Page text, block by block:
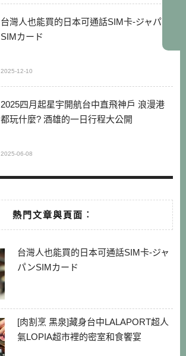
台灣人也能買的日本可通話SIM卡-ジャパン
SIMカード
2025-12-10
2025四月起星宇開航台中直飛神戶 浪漫港
都玩什麼? 酒雄的一日行程大公開
2025-06-08
熱門文章與頁面︰
台灣人也能買的日本可通話SIM卡-ジャ
パンSIMカード
[肉割烹 黑泉]藏身台中LALAPORT超人
氣LOPIA超市裡的密室和食饗宴